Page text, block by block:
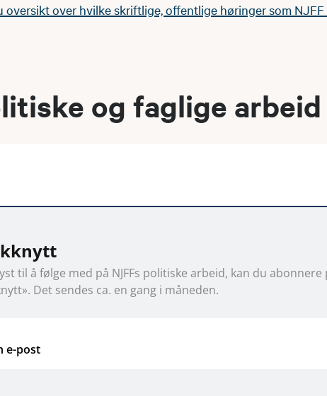
oversikt over hvilke skriftlige, offentlige høringer som NJFF
og faglige